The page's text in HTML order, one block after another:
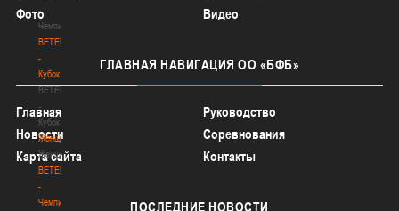
-
Чемпионат
BETERA
-
Кубок
BETERA
-
Кубок
Женщины
Женщины
BETERA
-
Чемпионат
Фото
Видео
ГЛАВНАЯ НАВИГАЦИЯ ОО «БФБ»
Главная
Руководство
Новости
Соревнования
Карта сайта
Контакты
ПОСЛЕДНИЕ НОВОСТИ